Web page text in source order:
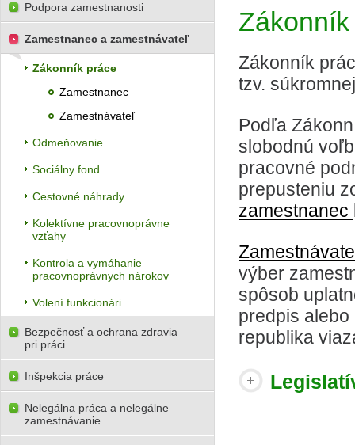
Zákonník
tzv.
Podľa
slobodnú
pracovné
prepusteniu
zamestnanec
výber
spôsob
predpis
republika
Podpora zamestnanosti
Zamestnanec a zamestnávateľ
Zákonník práce
Zamestnanec
Zamestnávateľ
Odmeňovanie
Sociálny fond
Cestovné náhrady
Kolektívne pracovnoprávne
vzťahy
Kontrola a vymáhanie
pracovnoprávnych nárokov
Volení funkcionári
Bezpečnosť a ochrana zdravia
pri práci
Inšpekcia práce
Nelegálna práca a nelegálne
zamestnávanie